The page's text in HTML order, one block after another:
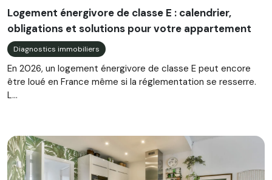
Logement énergivore de classe E : calendrier,
obligations et solutions pour votre appartement
Diagnostics immobiliers
En 2026, un logement énergivore de classe E peut encore
être loué en France même si la réglementation se resserre.
L...